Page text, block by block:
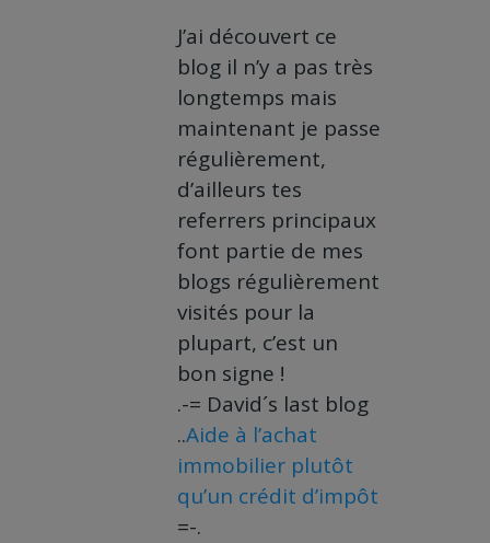
J’ai découvert ce
blog il n’y a pas très
longtemps mais
maintenant je passe
régulièrement,
d’ailleurs tes
referrers principaux
font partie de mes
blogs régulièrement
visités pour la
plupart, c’est un
bon signe !
.-= David´s last blog
..Aide à l’achat
immobilier plutôt
qu’un crédit d’impôt
=-.